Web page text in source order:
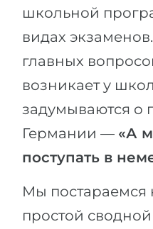
Города
ПРОФЕССИИ
Профессии
Специальности
Примеры вакансий
КАРЬЕРНОЕ
Тест Голланда
Тест Карта Интересов
Магистратуры
ПОСТУПАЕМ НА...
Медицина
Инженерия
Физика
Менеджмент
Другая
ПОСТУПАЕМ ИЗ...
Россия
школьной
видах
главных
возникает у
задумываются о
Германии — «А
поступать в
Мы постараемся
простой